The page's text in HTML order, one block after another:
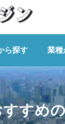
ら探す 業種
すめ